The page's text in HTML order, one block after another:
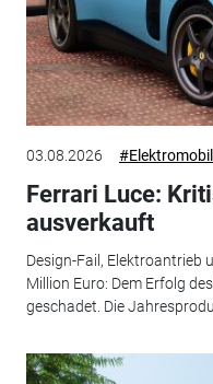
03.08.2026
Ferrari Luce:
ausverkauft
Design-Fail, Elektroantrieb
Million Euro: Dem Erfolg
geschadet. Die